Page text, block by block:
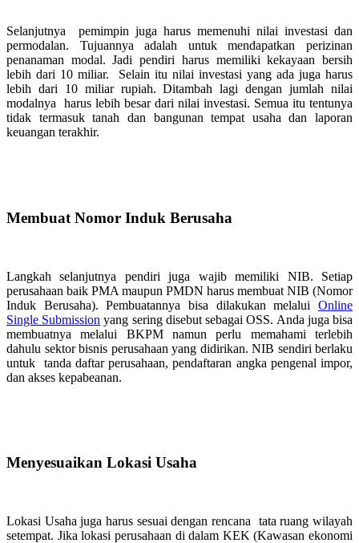
Selanjutnya pemimpin juga harus memenuhi nilai investasi dan
permodalan. Tujuannya adalah untuk mendapatkan perizinan
penanaman modal. Jadi pendiri harus memiliki kekayaan bersih
lebih dari 10 miliar. Selain itu nilai investasi yang ada juga harus
lebih dari 10 miliar rupiah. Ditambah lagi dengan jumlah nilai
modalnya harus lebih besar dari nilai investasi. Semua itu tentunya
tidak termasuk tanah dan bangunan tempat usaha dan laporan
keuangan terakhir.
Membuat Nomor Induk Berusaha
Langkah selanjutnya pendiri juga wajib memiliki NIB. Setiap
perusahaan baik PMA maupun PMDN harus membuat NIB (Nomor
Induk Berusaha). Pembuatannya bisa dilakukan melalui Online
Single Submission yang sering disebut sebagai OSS. Anda juga bisa
membuatnya melalui BKPM namun perlu memahami terlebih
dahulu sektor bisnis perusahaan yang didirikan. NIB sendiri berlaku
untuk tanda daftar perusahaan, pendaftaran angka pengenal impor,
dan akses kepabeanan.
Menyesuaikan Lokasi Usaha
Lokasi Usaha juga harus sesuai dengan rencana tata ruang wilayah
setempat. Jika lokasi perusahaan di dalam KEK (Kawasan ekonomi